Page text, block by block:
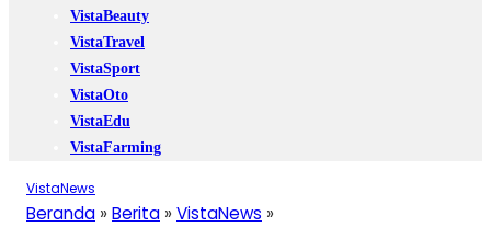
VistaBeauty
VistaTravel
VistaSport
VistaOto
VistaEdu
VistaFarming
VistaNews
Beranda » Berita » VistaNews »